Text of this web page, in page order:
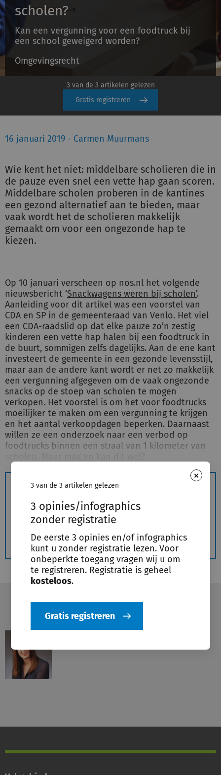
Inloggen
scholen?
Kan een vergunning voor een foodtruck bij
een school geweigerd worden?
Omgevingsrecht
3 van de 3 artikelen gelezen
Gratis registreren
×
3 van de 3 artikelen gelezen
3 opinies/infographics
zonder registratie
De eerste 3 opinies en/of infographics
kunt u zonder registratie lezen. Voor
onbeperkte toegang vragen wij u om
te registreren. Registratie is geheel
kosteloos.
Gratis registreren
16 januari 2019 - Carmen Muurmans
Wie kent het niet: middelbare scholieren die in
de pauze even snel een vette hap gaan scoren.
Middelbare scholen proberen in de kantines
een gezond alternatief aan te bieden, maar
vaak wordt het de scholieren makkelijk
gemaakt om voor een ongezonde hap te
kiezen.
Op 10 januari verscheen op nos.nl het volgende
nieuwsbericht ‘Snackwagens weren bij scholen’.
Aanleiding voor dit artikel was een voorstel van
CDA en SP in de gemeenteraad van Venlo. Het viel
een CDA-raadslid op dat elke pauze zo’n zestig
kinderen een vette hap halen bij een foodtruck in
de buurt, sommigen zelfs dagelijks. Aan de ene kant
investeert de gemeente in een gezonde levensstijl,
maar aan de andere kant wordt er net zo makkelijk
een vergunning afgegeven om de vaak ongezonde
snacks op de stoep van scholen te mogen
verkopen. Het voorstel is om het voor foodtrucks
moeilijker te maken om een vergunning te krijgen
en het aantal verkoopdagen beperken. Daarnaast
willen ze een onderzoek naar een verbod op
foodtrucks binnen een straal van 1 kilometer van
De rest van dit artikel is alleen beschikbaar voor
geregistreerde gebruikers.
Gratis registreren
Voeg toe aan leeslijst